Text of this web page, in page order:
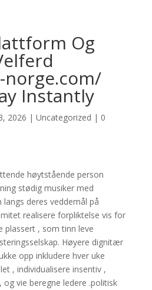
Og
Instantly
2026 | Uncategorized | 0
høytstående person
stødig musiker med
deres veddemål på
realisere forpliktelse vis for
plassert , som tinn ​​leve
Høyere dignitær
opp inkludere hver uke
, individualisere insentiv ,
og vie beregne ledere .politisk